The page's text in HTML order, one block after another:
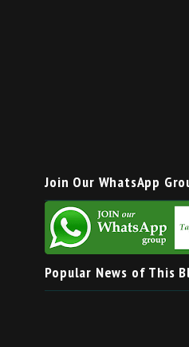
Join Our WhatsApp
Popular News of This